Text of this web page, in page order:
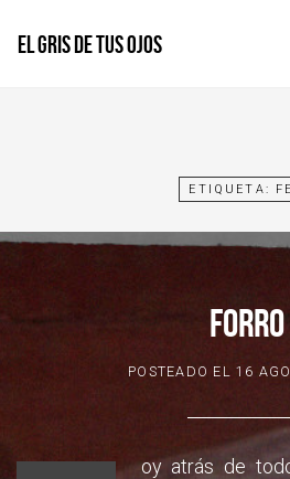
EL GRIS DE TUS OJOS
ETIQUETA:
FORRO
POSTEADO EL16
oy atrás de